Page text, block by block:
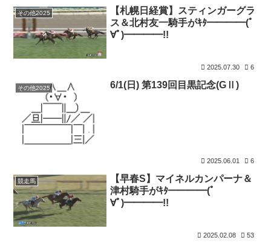
その他2025
【札幌日経賞】スティンガーグラ
ス＆北村友一騎手がｷﾀ━━━━(ﾟ
∀ﾟ)━━━━!!
2025.07.30 6
その他2025 6/1(日) 第139回目黒記念(GⅡ)
2025.06.01 6
競走馬
【早春S】マイネルカンパーナ＆
津村騎手がｷﾀ━━━━(ﾟ
∀ﾟ)━━━━!!
2025.02.08 53